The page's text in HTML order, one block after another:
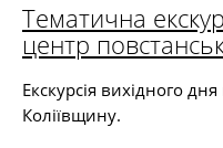
Тематична
центр
Екскурсія вихідного
Коліївщину.